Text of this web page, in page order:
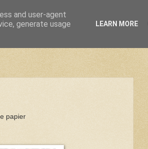
papier
and user-agent
generate usage
LEARN MORE